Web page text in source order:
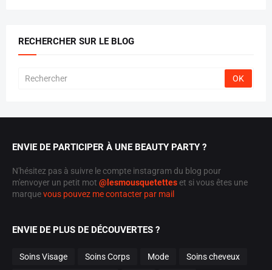
RECHERCHER SUR LE BLOG
ENVIE DE PARTICIPER À UNE BEAUTY PARTY ?
N'hésitez pas à suivre le compte instagram du blog pour
m'envoyer un petit mot @lesmousquetetteset si vous êtes une
marquevous pouvez me contacter par mail
ENVIE DE PLUS DE DÉCOUVERTES ?
Soins Visage Soins Corps Mode Soins cheveux